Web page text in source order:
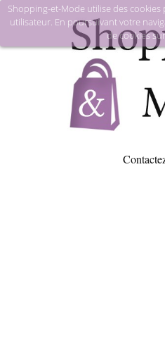
Shopping-et-Mode utilise des
utilisateur. En poursuivant votre
de cookies